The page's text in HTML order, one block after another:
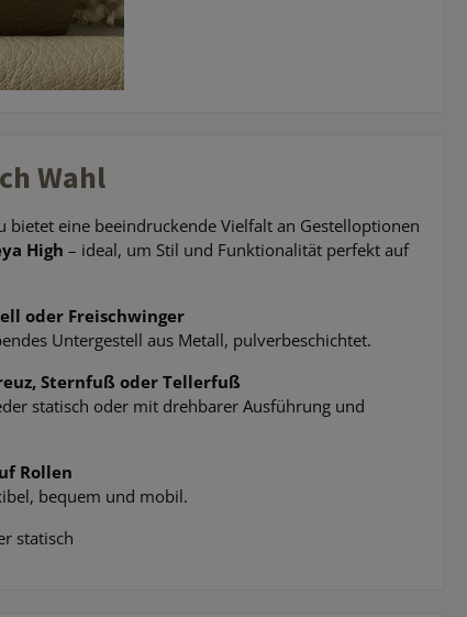
Wahl
bietet eine beeindruckende Vielfalt an Gestelloptionen
High – ideal, um Stil und Funktionalität perfekt auf
oder Freischwinger
Untergestell aus Metall, pulverbeschichtet.
Sternfuß oder Tellerfuß
statisch oder mit drehbarer Ausführung und
Rollen
bequem und mobil.
statisch